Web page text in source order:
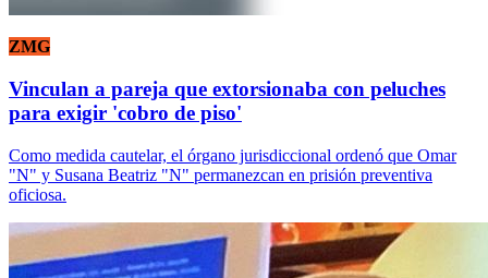
ZMG
Vinculan a pareja que extorsionaba con peluches
para exigir 'cobro de piso'
Como medida cautelar, el órgano jurisdiccional ordenó que Omar
"N" y Susana Beatriz "N" permanezcan en prisión preventiva
oficiosa.